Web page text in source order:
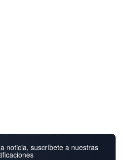
noticia, suscríbete a nuestras